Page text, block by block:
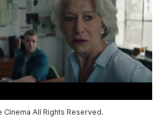
All Rights Reserved.